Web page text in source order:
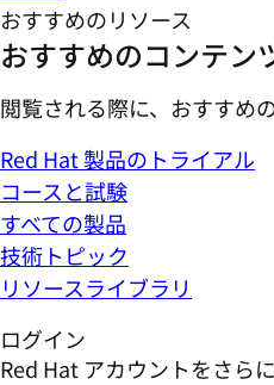
おすすめのリソース
おすすめのコンテン
閲覧される際に、おすすめ
Red Hat 製品のトライアル
コースと試験
すべての製品
技術トピック
リソースライブラリ
ログイン
Red Hat アカウントをさら